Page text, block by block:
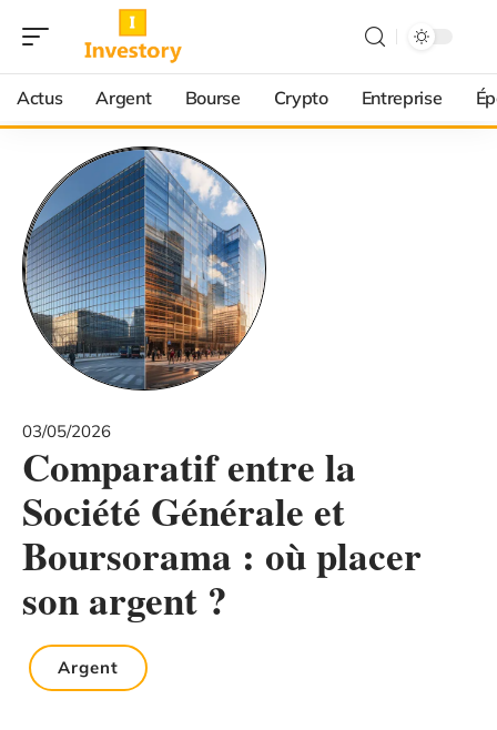
Actus Argent Bourse Crypto Entreprise
03/05/2026
Comparatif entre la
Société Générale et
Boursorama : où placer
son argent ?
Argent